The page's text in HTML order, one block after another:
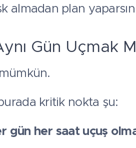
almadan plan yaparsın
Gün Uçmak
kritik nokta şu:
gün her saat uçuş